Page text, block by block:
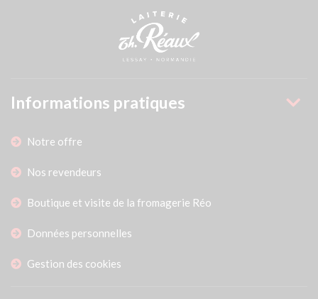
Informations pratiques
Notre offre
Nos revendeurs
Boutique et visite de la fromagerie Réo
Données personnelles
Gestion des cookies